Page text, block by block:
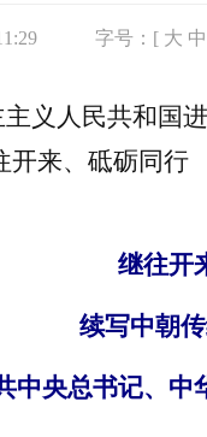
字号：[ 大 中
义人民共和国
开来、砥砺同
继往开
续写中朝
中央总书记、